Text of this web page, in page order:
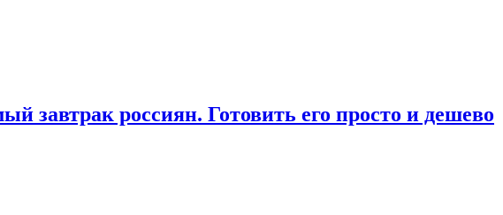
завтрак россиян. Готовить его просто и дешево